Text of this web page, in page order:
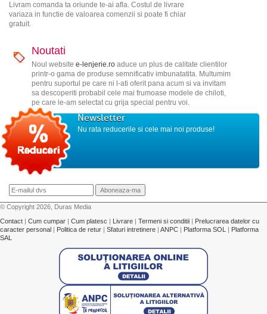
Livram comanda ta oriunde te-ai afla. Costul de livrare
variaza in functie de valoarea comenzii si poate fi chiar
gratuit.
Noutati
Noul website e-lenjerie.roaduce un plus de calitate clientilor
printr-o gama de produse semnificativ imbunatatita. Multumim
pentru suportul pe care ni l-ati oferit pana acum si va invitam
sa descoperiti probabil cele mai frumoase modele de chiloti,
pe care le-am selectat cu grija special pentru voi.
Newsletter
Nu rata reducerile si cele mai noi produse!
© Copyright 2026, Duras Media
Contact | Cum cumpar | Cum platesc | Livrare | Termeni si conditii | Prelucrarea datelor cu
caracter personal | Politica de retur | Sfaturi intretinere | ANPC | Platforma SOL | Platforma
SAL